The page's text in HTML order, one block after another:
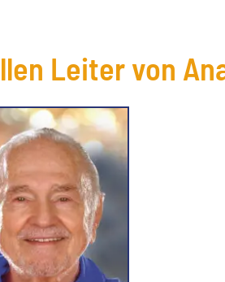
Leiter von